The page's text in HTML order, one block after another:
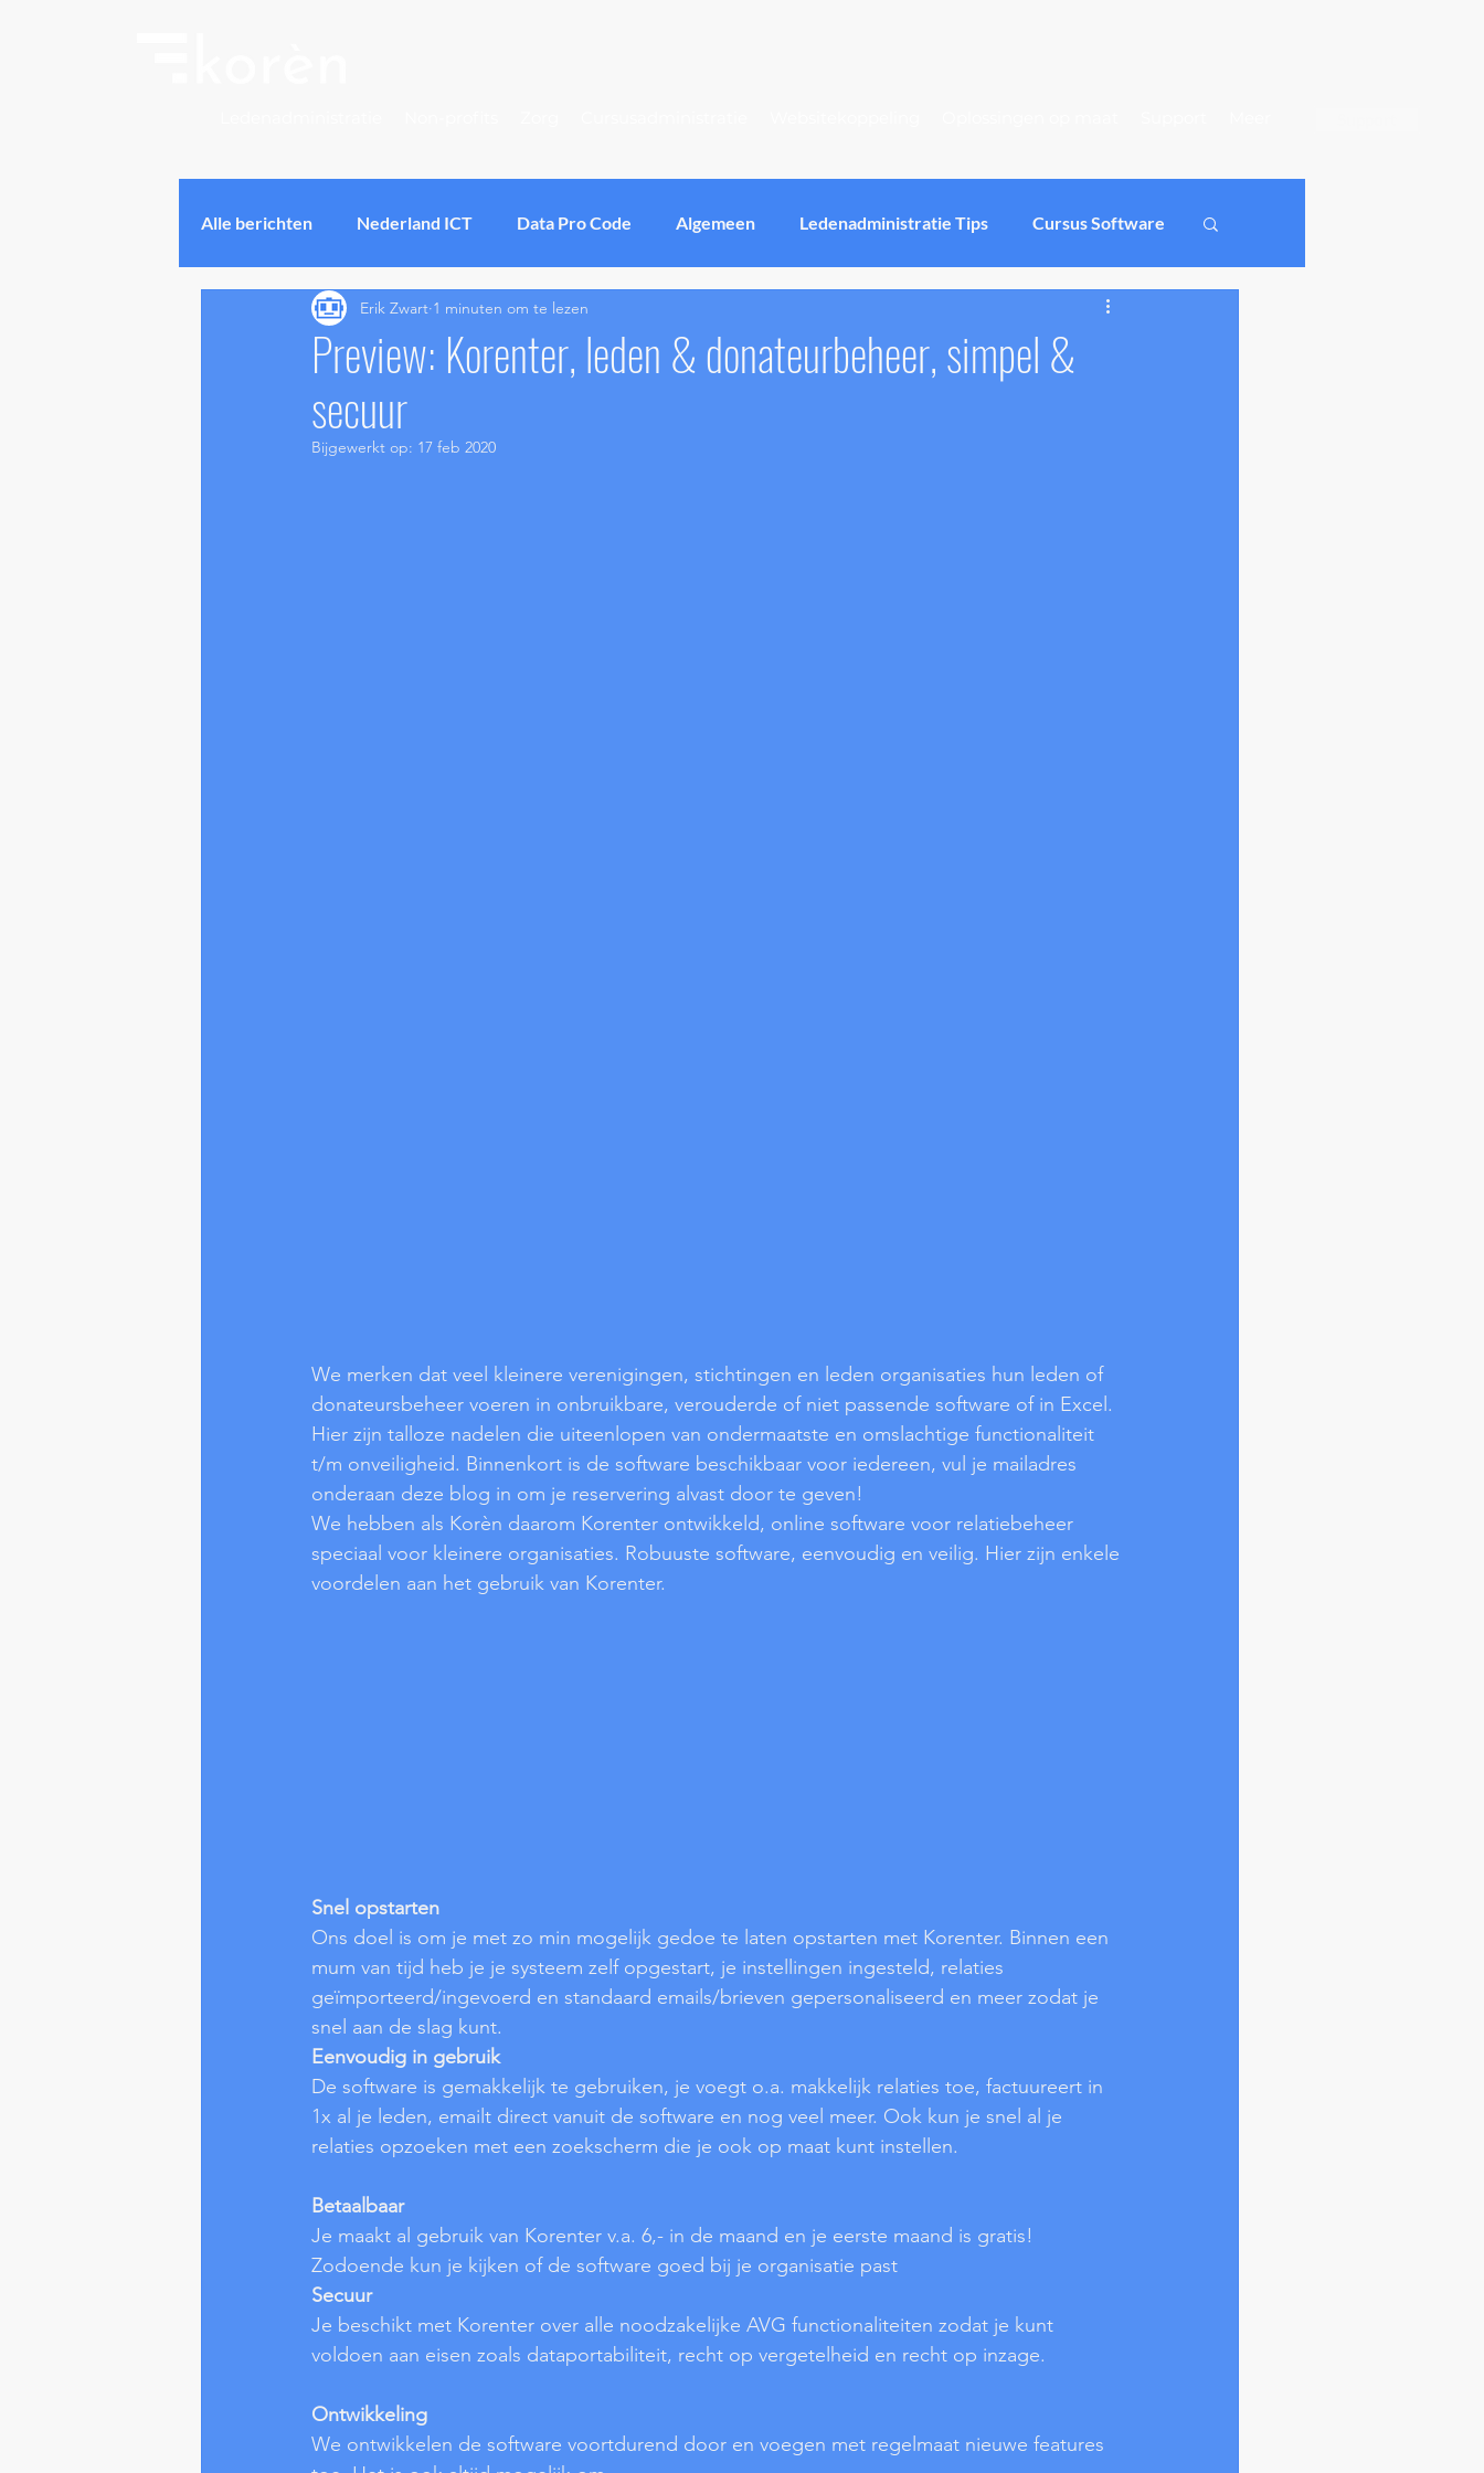
Alle berichten Nederland ICT Data Pro Code Algemeen Ledenadministratie Tips Cursus Software
Ledenbeheer Software Software User Interface
Software UX Software User Experience
Preview: Korenter, leden & donateurbeheer, simpel &
secuur
Erik Zwart 1 minuten om te lezen
Bijgewerkt op: 17 feb 2020
We merken dat veel kleinere verenigingen, stichtingen en leden organisaties hun leden of
donateursbeheer voeren in onbruikbare, verouderde of niet passende software of in Excel.
Hier zijn talloze nadelen die uiteenlopen van ondermaatste en omslachtige functionaliteit
t/m onveiligheid. Binnenkort is de software beschikbaar voor iedereen, vul je mailadres
onderaan deze blog in om je reservering alvast door te geven!
We hebben als Korèn daarom Korenter ontwikkeld, online software voor relatiebeheer
speciaal voor kleinere organisaties. Robuuste software, eenvoudig en veilig. Hier zijn enkele
voordelen aan het gebruik van Korenter.
Snel opstarten
Ons doel is om je met zo min mogelijk gedoe te laten opstarten met Korenter. Binnen een
mum van tijd heb je je systeem zelf opgestart, je instellingen ingesteld, relaties
geïmporteerd/ingevoerd en standaard emails/brieven gepersonaliseerd en meer zodat je
snel aan de slag kunt.
Eenvoudig in gebruik
De software is gemakkelijk te gebruiken, je voegt o.a. makkelijk relaties toe, factuureert in
1x al je leden, emailt direct vanuit de software en nog veel meer. Ook kun je snel al je
relaties opzoeken met een zoekscherm die je ook op maat kunt instellen.
Betaalbaar
Je maakt al gebruik van Korenter v.a. 6,- in de maand en je eerste maand is gratis!
Zodoende kun je kijken of de software goed bij je organisatie past
Secuur
Je beschikt met Korenter over alle noodzakelijke AVG functionaliteiten zodat je kunt
voldoen aan eisen zoals dataportabiliteit, recht op vergetelheid en recht op inzage.
Ontwikkeling
We ontwikkelen de software voortdurend door en voegen met regelmaat nieuwe features